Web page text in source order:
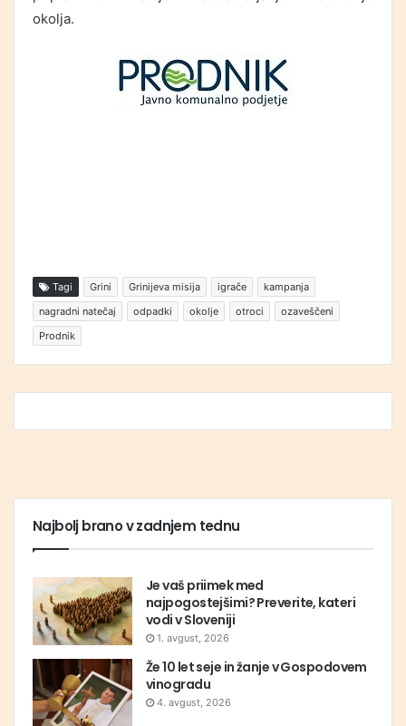
okolja.
Tagi Grini Grinijeva misija igrače
kampanja
nagradni natečaj
odpadki okolje otroci
ozaveščeni
Prodnik
Najbolj brano v zadnjem tednu
Je vaš priimek med
najpogostejšimi? Preverite, kateri
vodi v Sloveniji
1. avgust, 2026
Že 10 let seje in žanje v Gospodovem
vinogradu
4. avgust, 2026